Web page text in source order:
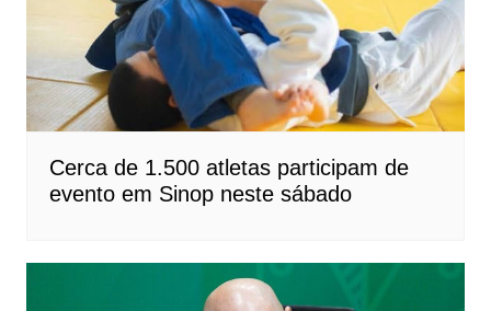
Cerca de 1.500 atletas participam de
evento em Sinop neste sábado